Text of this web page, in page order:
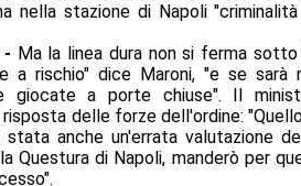
nella stazione di Napoli
- Ma la linea dura non si ferma sotto
a rischio" dice Maroni, "e se sarà
giocate a porte chiuse". Il
delle forze dell'ordine:
stata anche un'errata valutazione
Questura di Napoli, manderò per